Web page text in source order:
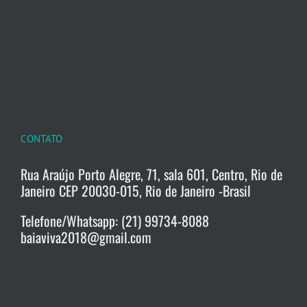
CONTATO
Rua Araújo Porto Alegre, 71, sala 601, Centro, Rio de
Janeiro CEP 20030-015, Rio de Janeiro -Brasil
Telefone/Whatsapp: (21) 99734-8088
baiaviva2018@gmail.com